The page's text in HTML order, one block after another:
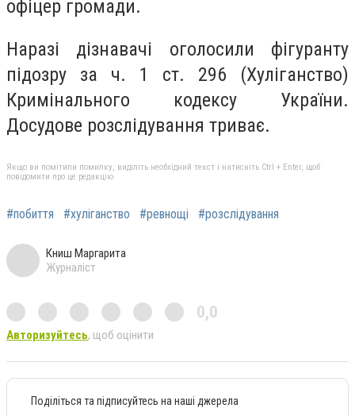
офіцер громади.
Наразі дізнавачі оголосили фігуранту
підозру за ч. 1 ст. 296 (Хуліганство)
Кримінального кодексу України.
Досудове розслідування триває.
Якщо ви помітили помилку, виділіть необхідний текст і натисніть Ctrl + Enter, щоб
повідомити про це редакцію
#побиття #хуліганство #ревнощі #розслідування
Книш Маргарита
Журналіст
0,0
Авторизуйтесь, щоб оцінити
Поділіться та підписуйтесь на наші джерела